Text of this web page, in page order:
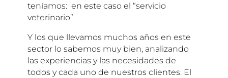
teníamos: en este caso el “servicio
veterinario”.
Y los que llevamos muchos años en este
sector lo sabemos muy bien, analizando
las experiencias y las necesidades de
todos y cada uno de nuestros clientes. El